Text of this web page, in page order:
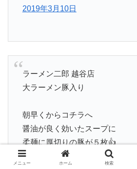
2019年3月10日
ラーメン二郎 越谷店
大ラーメン豚入り
朝早くからコチラへ
醤油が良く効いたスープに
柔麺に厚切りの豚が５枚👍
メニュー ホーム 検索